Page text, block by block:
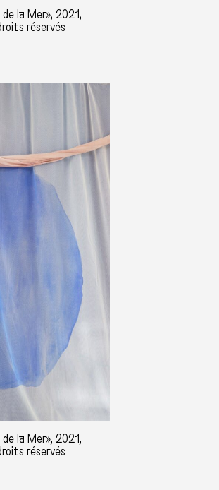
la Mer», 2021,
réservés
la Mer», 2021,
réservés